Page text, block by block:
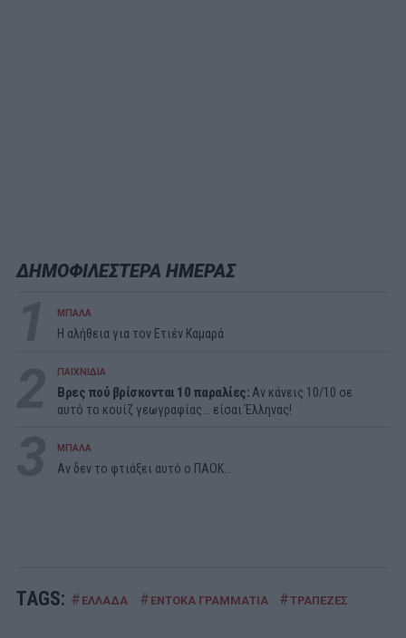
ΔΗΜΟΦΙΛΕΣΤΕΡΑ ΗΜΕΡΑΣ
ΜΠΑΛΑ
Η αλήθεια για τον Ετιέν Καμαρά
ΠΑΙΧΝΙΔΙΑ
Βρες πού βρίσκονται 10 παραλίες: Αν κάνεις 10/10 σε
αυτό το κουίζ γεωγραφίας... είσαι Έλληνας!
ΜΠΑΛΑ
Αν δεν το φτιάξει αυτό ο ΠΑΟΚ…
TAGS: # ΕΛΛΑΔΑ # ΕΝΤΟΚΑ ΓΡΑΜΜΑΤΙΑ #ΤΡΑΠΕΖΕΣ